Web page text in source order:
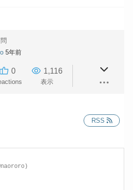
5年前
0 1,116
表示
RSS